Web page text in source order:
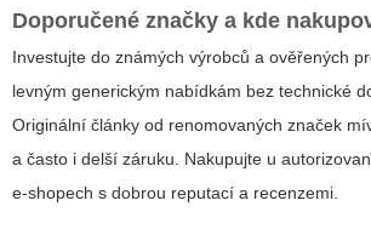
Doporučené značky a kde
Investujte do známých výrobců a ověřených
levným generickým nabídkám bez technické
Originální články od renomovaných značek
a často i delší záruku. Nakupujte u
e-shopech s dobrou reputací a recenzemi.